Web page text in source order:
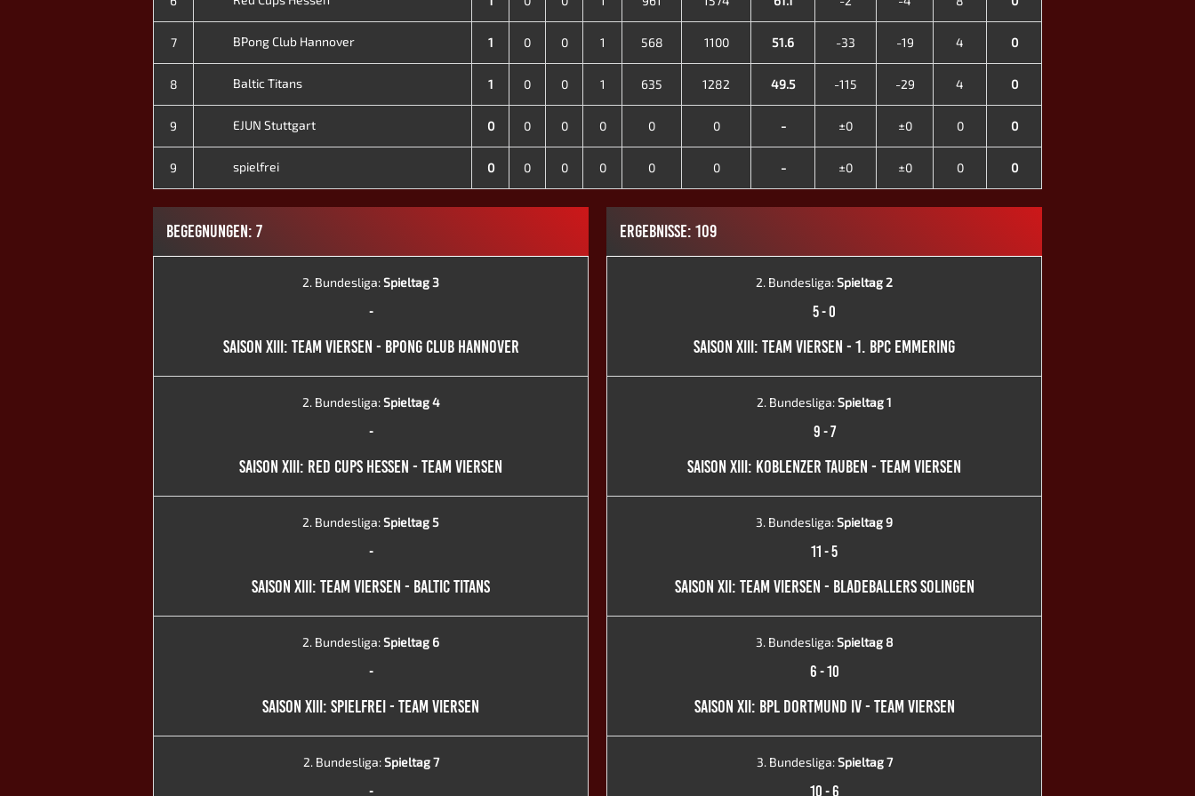
7 BPong Club Hannover 1 0 0 1 568 1100 51.6 -33 -19 4 0
8 Baltic Titans 1 0 0 1 635 1282 49.5 -115 -29 4 0
9 EJUN Stuttgart 0 0 0 0 0 0 - ±0 ±0 0 0
9 spielfrei 0 0 0 0 0 0 - ±0 ±0 0 0
BEGEGNUNGEN: 7
2. Bundesliga:Spieltag 3
-
SAISON XIII: TEAM VIERSEN - BPONG CLUB HANNOVER
2. Bundesliga:Spieltag 4
-
SAISON XIII: RED CUPS HESSEN - TEAM VIERSEN
2. Bundesliga:Spieltag 5
-
SAISON XIII: TEAM VIERSEN - BALTIC TITANS
2. Bundesliga:Spieltag 6
-
SAISON XIII: SPIELFREI - TEAM VIERSEN
2. Bundesliga:Spieltag 7
-
ERGEBNISSE: 109
2. Bundesliga:Spieltag 2
5-0
SAISON XIII: TEAM VIERSEN - 1. BPC EMMERING
2. Bundesliga:Spieltag 1
9-7
SAISON XIII: KOBLENZER TAUBEN - TEAM VIERSEN
3. Bundesliga:Spieltag 9
11-5
SAISON XII: TEAM VIERSEN - BLADEBALLERS SOLINGEN
3. Bundesliga:Spieltag 8
6-10
SAISON XII: BPL DORTMUND IV - TEAM VIERSEN
3. Bundesliga:Spieltag 7
10-6